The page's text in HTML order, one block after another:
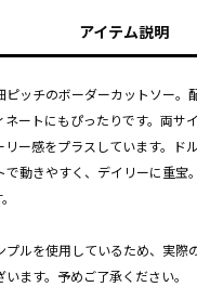
アイテム説明
ピッチのボーダーカットソー。
ネートにもぴったりです。両サ
リー感をプラスしています。ド
で動きやすく、デイリーに重宝
ルを使用しているため、実際
ます。予めご了承ください。